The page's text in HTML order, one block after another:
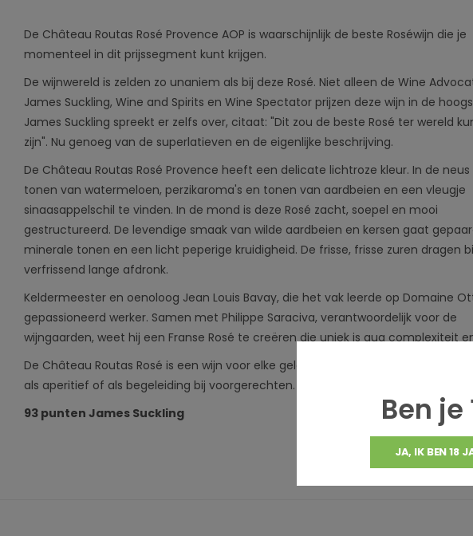
Ben
JA, IK BEN 18
De Château Routas Rosé Provence AOP is waarschijnlijk de beste Roséwijn die je
momenteel in dit prijssegment kunt krijgen.
De wijnwereld is zelden zo unaniem als bij deze Rosé. Niet alleen de Wine
James Suckling, Wine and Spirits en Wine Spectator prijzen deze wijn in de
James Suckling spreekt er zelfs over, citaat: "Dit zou de beste Rosé ter wereld
zijn". Nu genoeg van de superlatieven en de eigenlijke beschrijving.
De Château Routas Rosé Provence heeft een delicate lichtroze kleur. In de neus
tonen van watermeloen, perzikaroma's en tonen van aardbeien en een vleugje
sinaasappelschil te vinden. In de mond is deze Rosé zacht, soepel en mooi
gestructureerd. De levendige smaak van wilde aardbeien en kersen gaat
minerale tonen en een licht peperige kruidigheid. De frisse, frisse zuren dragen
verfrissend lange afdronk.
Keldermeester en oenoloog Jean Louis Bavay, die het vak leerde op Domaine
gepassioneerd werker. Samen met Philippe Saraciva, verantwoordelijk voor de
wijngaarden, weet hij een Franse Rosé te creëren die uniek is qua complexiteit
De Château Routas Rosé is een wijn voor elke gelegenheid, hij slaat een
als aperitief of als begeleiding bij voorgerechten.
93 punten James Suckling